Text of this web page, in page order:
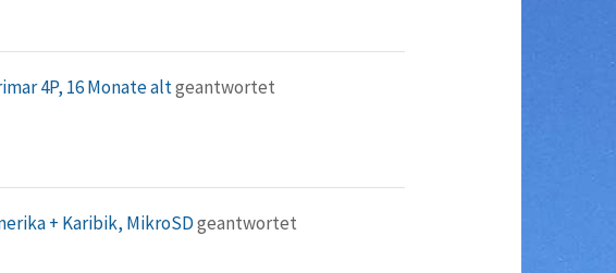
4P, 16 Monate altgeantwortet
+ Karibik, MikroSDgeantwortet